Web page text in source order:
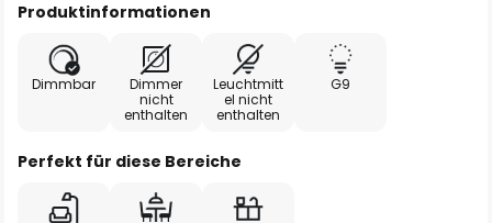
Produktinformationen
Dimmbar
Dimmer
nicht
enthalten
Leuchtmitt
el nicht
enthalten
G9
Perfekt für diese Bereiche